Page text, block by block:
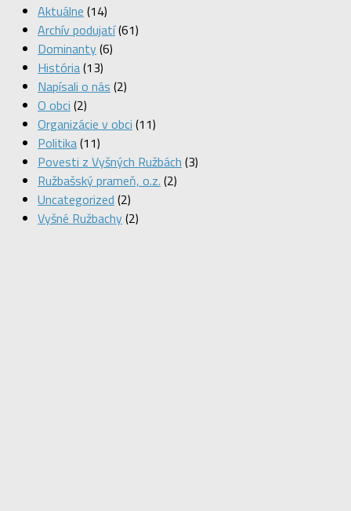
Aktuálne (14)
Archív podujatí(61)
Dominanty(6)
História(13)
Napísali o nás (2)
O obci (2)
Organizácie v obci (11)
Politika(11)
Povesti z Vyšných Ružbách (3)
Ružbašský prameň, o.z. (2)
Uncategorized (2)
Vyšné Ružbachy(2)